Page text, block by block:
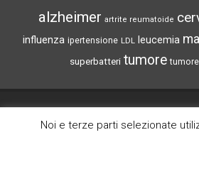
influenza ipertensione LDL leucemia
superbatteri tumore
CRONACHE DI SCIENZA
Noi e terze parti selezionate